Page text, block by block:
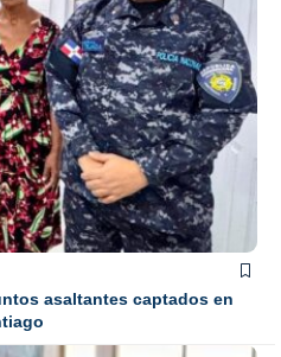
asaltantes captados en